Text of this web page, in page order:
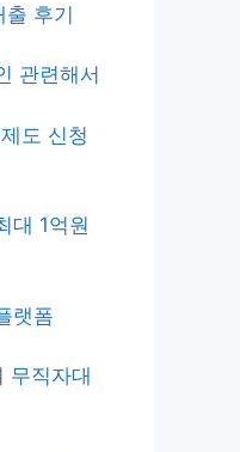
출 후기
관련해서
도 신청
대 1억원
랫폼
무직자대